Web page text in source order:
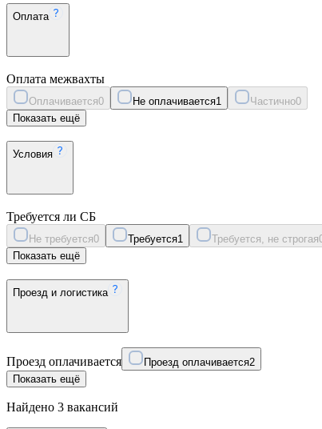
Оплата
Оплата межвахты
Оплачивается0 Не оплачивается1 Частично0
Показать ещё
Условия
Требуется ли СБ
Не требуется0 Требуется1 Требуется, не строгая
Показать ещё
Проезд и логистика
Проезд оплачивается Проезд оплачивается2
Показать ещё
Найдено 3 вакансий